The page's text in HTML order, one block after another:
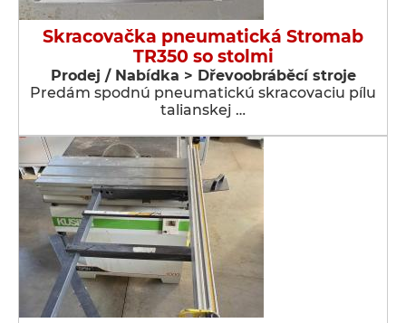
Skracovačka pneumatická Stromab
TR350 so stolmi
Prodej / Nabídka > Dřevoobráběcí stroje
Predám spodnú pneumatickú skracovaciu pílu
talianskej …